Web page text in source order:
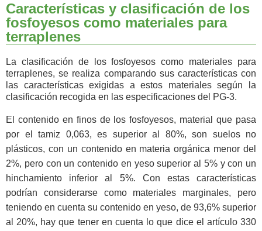
Características y clasificación de los
fosfoyesos como materiales para
terraplenes
La clasificación de los fosfoyesos como materiales para
terraplenes, se realiza comparando sus características con
las características exigidas a estos materiales según la
clasificación recogida en las especificaciones del PG-3.
El contenido en finos de los fosfoyesos, material que pasa
por el tamiz 0,063, es superior al 80%, son suelos no
plásticos, con un contenido en materia orgánica menor del
2%, pero con un contenido en yeso superior al 5% y con un
hinchamiento inferior al 5%. Con estas características
podrían considerarse como materiales marginales, pero
teniendo en cuenta su contenido en yeso, de 93,6% superior
al 20%, hay que tener en cuenta lo que dice el artículo 330